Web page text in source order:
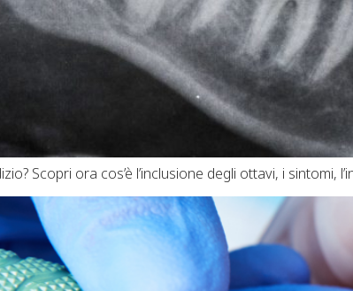
Scopri ora cos’è l’inclusione degli ottavi, i sintomi,